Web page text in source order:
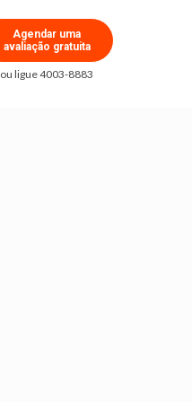
Agendar uma
avaliação gratuita
ou ligue 4003-8883